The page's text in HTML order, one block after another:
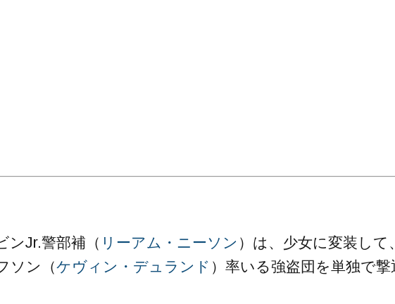
ンJr.警部補（ リーアム・ニーソン ）は、少女に変装して
ソン（ケヴィン・デュランド ）率いる強盗団を単独で撃